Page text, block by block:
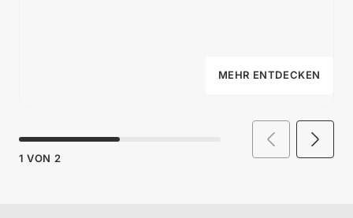
MEHR ENTDECKEN
1 VON 2